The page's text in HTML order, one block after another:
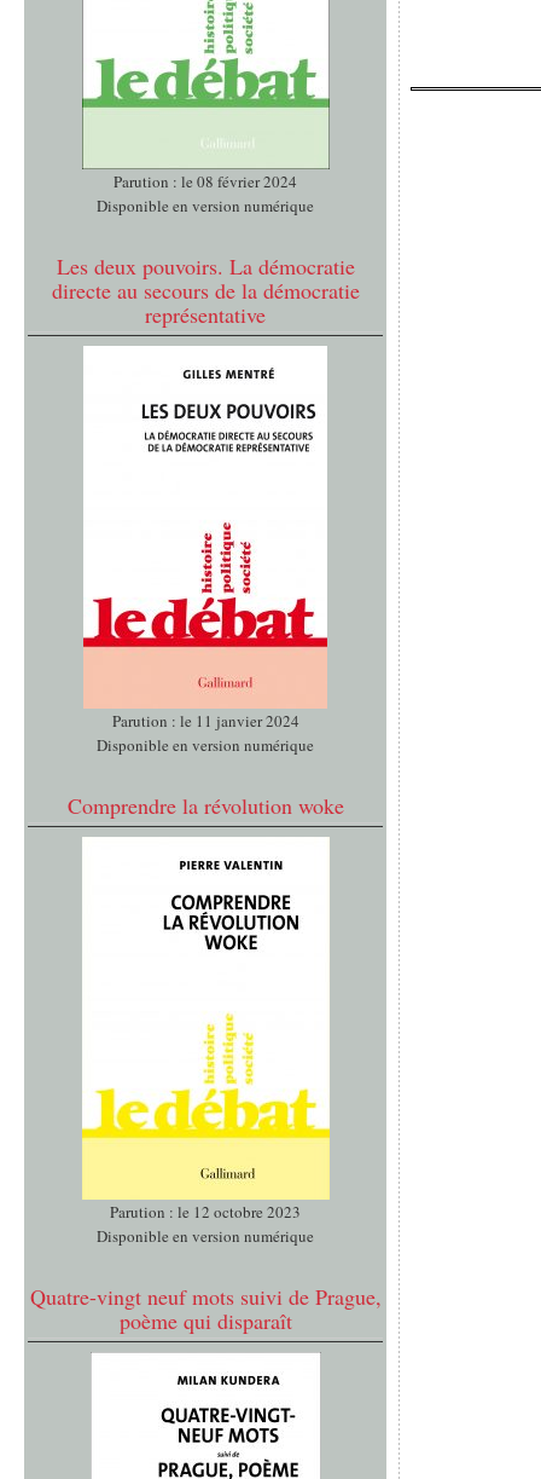
Parution : le 08 février 2024
Disponible en version numérique
Les deux pouvoirs. La démocratie
directe au secours de la démocratie
représentative
Parution : le 11 janvier 2024
Disponible en version numérique
Comprendre la révolution woke
Parution : le 12 octobre 2023
Disponible en version numérique
Quatre-vingt neuf mots suivi de Prague,
poème qui disparaît